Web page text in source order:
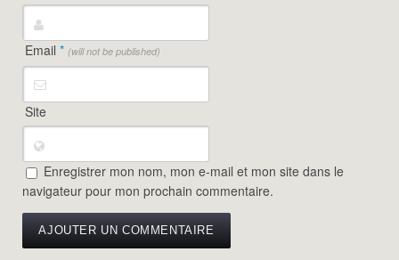
Email* (will not be published)
Site
Enregistrer mon nom, mon e-mail et mon site dans le
navigateur pour mon prochain commentaire.